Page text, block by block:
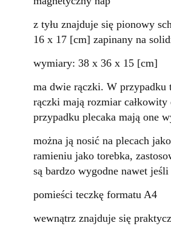
z tyłu znajduje się pionowy
16 x 17 [cm] zapinany na
wymiary: 38 x 36 x 15 [cm]
ma dwie rączki. W przypadku
rączki mają rozmiar
przypadku plecaka mają one
można ją nosić na plecach
ramieniu jako torebka,
są bardzo wygodne nawet
pomieści teczkę formatu A4
wewnątrz znajduje się